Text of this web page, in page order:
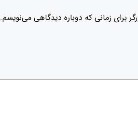
برای زمانی که دوباره دیدگاهی می‌نویسم.